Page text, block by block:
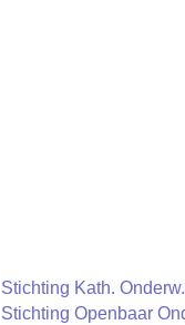
Stichting Kath.
Stichting Openbaar